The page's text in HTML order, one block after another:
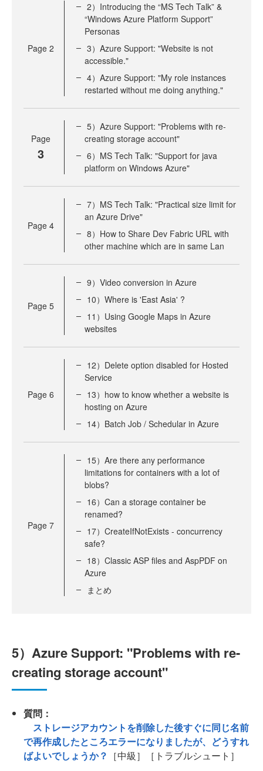
Page 2
2）Introducing the “MS Tech Talk” &
“Windows Azure Platform Support”
Personas
3）Azure Support: "Website is not
accessible."
4）Azure Support: "My role instances
restarted without me doing anything."
Page
3
5）Azure Support: "Problems with re-
creating storage account"
6）MS Tech Talk: "Support for java
platform on Windows Azure"
Page 4
7）MS Tech Talk: "Practical size limit for
an Azure Drive"
8）How to Share Dev Fabric URL with
other machine which are in same Lan
Page 5
9）Video conversion in Azure
10）Where is 'East Asia' ?
11）Using Google Maps in Azure
websites
Page 6
12）Delete option disabled for Hosted
Service
13）how to know whether a website is
hosting on Azure
14）Batch Job / Schedular in Azure
Page 7
15）Are there any performance
limitations for containers with a lot of
blobs?
16）Can a storage container be
renamed?
17）CreateIfNotExists - concurrency
safe?
18）Classic ASP files and AspPDF on
Azure
まとめ
5）Azure Support: "Problems with re-
creating storage account"
質問：
ストレージアカウントを削除した後すぐに同じ名前
で再作成したところエラーになりましたが、どうすれ
ばよいでしょうか？ ［中級］［トラブルシュート］